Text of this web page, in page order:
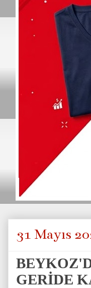
31 Mayıs
GERİDE